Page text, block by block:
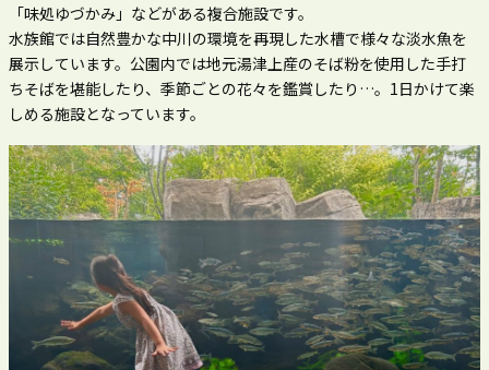
「味処ゆづかみ」などがある複合施設です。
水族館では自然豊かな中川の環境を再現した水槽で様々な淡水魚を
展示しています。公園内では地元湯津上産のそば粉を使用した手打
ちそばを堪能したり、季節ごとの花々を鑑賞したり…。1日かけて楽
しめる施設となっています。